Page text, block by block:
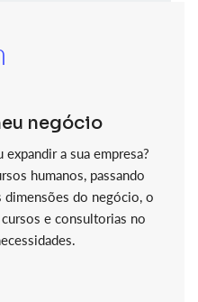
negócio
a sua empresa?
humanos, passando
dimensões do negócio, o
e consultorias no